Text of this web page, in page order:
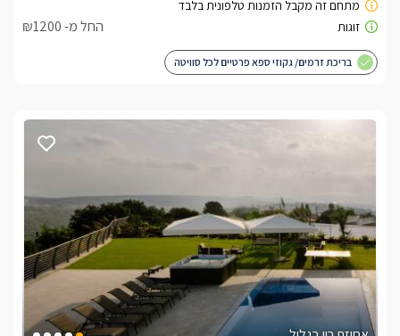
החל מ- ₪1200
בריכת זרמים/ גקוזי ספא פרטיים לכל סוויטה